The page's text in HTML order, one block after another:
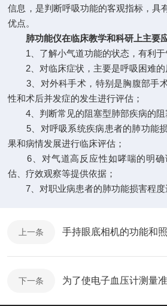
信息，是判断呼吸功能的客观指标
优点。
肺功能仪在临床教学和科研上主要应用
1、了解小气道功能的状态，有利于
2、对临床症状，主要是呼吸困难的
3、对外科手术，特别是胸腹部手
性和术后并发症的发生进行评估；
4、判断常见的阻塞型肺部疾病的阻塞
5、对呼吸系统疾病患者的肺功能损害
果和病情发展进行临床评估；
6、对气道高反应性如哮喘的明确
估、疗效观察等提供依据；
7、对职业病患者的肺功能损害程度进
上一条 手持眼底相机的功能和
下一条 为了使电子血压计测量准